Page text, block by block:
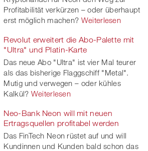
Profitabilität verkürzen – oder überhaupt
erst möglich machen? Weiterlesen
Revolut erweitert die Abo-Palette mit
"Ultra" und Platin-Karte
Das neue Abo "Ultra" ist vier Mal teurer
als das bisherige Flaggschiff "Metal".
Mutig und verwegen – oder kühles
Kalkül? Weiterlesen
Neo-Bank Neon will mit neuen
Ertragsquellen profitabel werden
Das FinTech Neon rüstet auf und will
Kundinnen und Kunden bald schon das